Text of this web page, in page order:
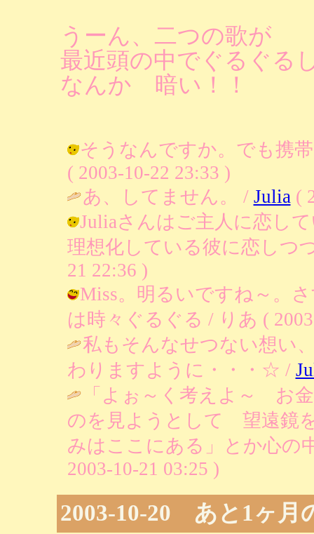
うーん、二つの歌が
最近頭の中でぐるぐる
なんか 暗い！！
そうなんですか。でも携
( 2003-10-22 23:33 )
あ、してません。 / Julia (
Juliaさんはご主人に恋し
理想化している彼に恋しつ
21 22:36 )
Miss。明るいですね～。
は時々ぐるぐる / りあ (
私もそんなせつない想い
わりますように・・・☆ /
「よぉ～く考えよ～ お
のを見ようとして 望遠鏡
みはここにある」とか心の
2003-10-21 03:25 )
2003-10-20 あと1ヶ月